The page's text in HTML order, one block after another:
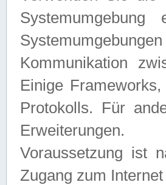
Kommunikation
Einige
Protokolls. Für
Erweiterungen.
Voraussetzung ist
Zugang zum Internet